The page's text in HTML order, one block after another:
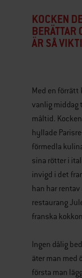
KOCKEN
BERÄTTAR
ÄR SÅ
Med en förrätt
vanlig middag
måltid.
hyllade
förmedla
sina rötter i
invigd i det
han har
restaurang
franska
Ingen dålig
äter man med
första man